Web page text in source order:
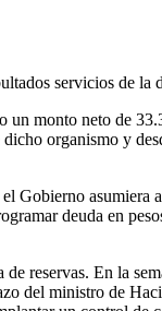
servicios de la
un monto neto de
organismo y
Gobierno asumiera
deuda en
reservas. En la
del ministro de